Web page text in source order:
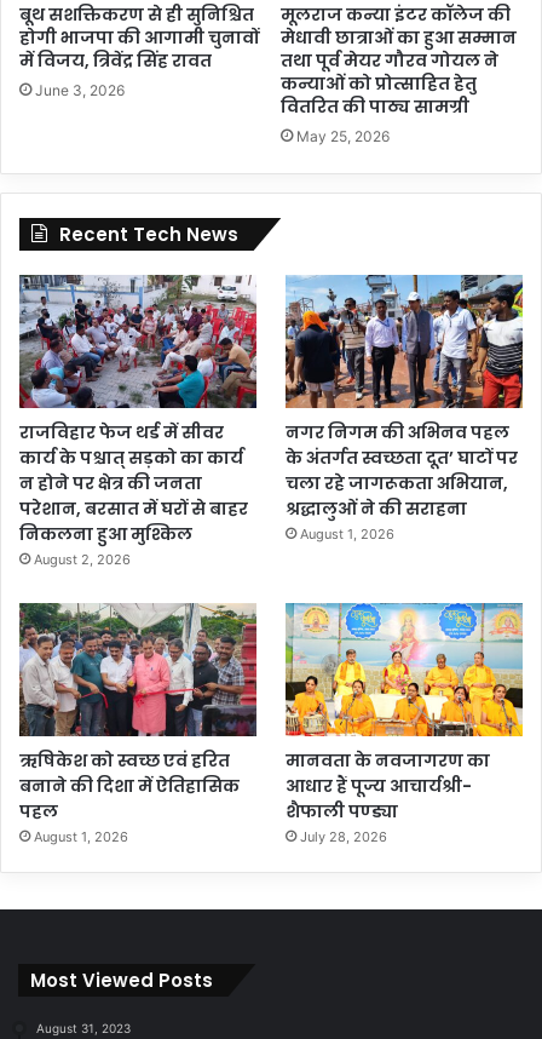
बूथ सशक्तिकरण से ही सुनिश्चित
होगी भाजपा की आगामी चुनावों
में विजय, त्रिवेंद्र सिंह रावत
June 3, 2026
मूलराज कन्या इंटर कॉलेज की
मेधावी छात्राओं का हुआ सम्मान
तथा पूर्व मेयर गौरव गोयल ने
कन्याओं को प्रोत्साहित हेतु
वितरित की पाठ्य सामग्री
May 25, 2026
Recent Tech News
राजविहार फेज थर्ड में सीवर
कार्य के पश्चात् सड़को का कार्य
न होने पर क्षेत्र की जनता
परेशान, बरसात में घरों से बाहर
निकलना हुआ मुश्किल
August 2, 2026
नगर निगम की अभिनव पहल
के अंतर्गत स्वच्छता दूत’ घाटों पर
चला रहे जागरूकता अभियान,
श्रद्धालुओं ने की सराहना
August 1, 2026
ऋषिकेश को स्वच्छ एवं हरित
बनाने की दिशा में ऐतिहासिक
पहल
August 1, 2026
मानवता के नवजागरण का
आधार हैं पूज्य आचार्यश्री-
शैफाली पण्ड्या
July 28, 2026
Most Viewed Posts
August 31, 2023